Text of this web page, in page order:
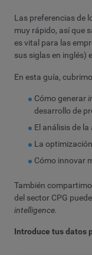
Las preferencias de
muy rápido, así que
es vital para las
sus siglas en inglés)
En esta guía,
Cómo generar
desarrollo de
El análisis de la
La
Cómo innovar
También
del sector CPG
intelligence.
Introduce tus datos